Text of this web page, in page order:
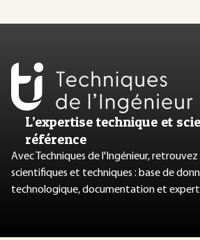
L’expertise technique et
référence
Avec Techniques de l'Ingénieur,
scientifiques et techniques : base de
technologique, documentation et